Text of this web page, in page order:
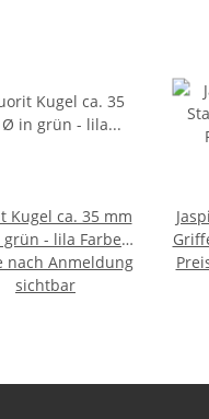
Kugel ca. 35 mm
- lila Farbe
nach Anmeldung
sichtbar